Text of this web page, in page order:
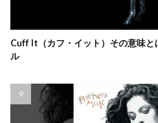
Cuff It（カフ・イット）その意味と
ル